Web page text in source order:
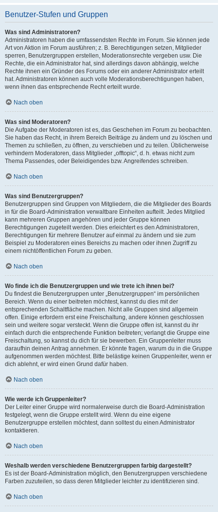
Benutzer-Stufen und Gruppen
Was sind Administratoren?
Administratoren haben die umfassendsten Rechte im Forum. Sie können jede
Art von Aktion im Forum ausführen; z. B. Berechtigungen setzen, Mitglieder
sperren, Benutzergruppen erstellen, Moderationsrechte vergeben usw. Die
Rechte, die ein Administrator hat, sind allerdings davon abhängig, welche
Rechte ihnen ein Gründer des Forums oder ein anderer Administrator erteilt
hat. Administratoren können auch volle Moderationsberechtigungen haben,
wenn ihnen das entsprechende Recht erteilt wurde.
Nach oben
Was sind Moderatoren?
Die Aufgabe der Moderatoren ist es, das Geschehen im Forum zu beobachten.
Sie haben das Recht, in ihrem Bereich Beiträge zu ändern und zu löschen und
Themen zu schließen, zu öffnen, zu verschieben und zu teilen. Üblicherweise
verhindern Moderatoren, dass Mitglieder „offtopic“, d. h. etwas nicht zum
Thema Passendes, oder Beleidigendes bzw. Angreifendes schreiben.
Nach oben
Was sind Benutzergruppen?
Benutzergruppen sind Gruppen von Mitgliedern, die die Mitglieder des Boards
in für die Board-Administration verwaltbare Einheiten aufteilt. Jedes Mitglied
kann mehreren Gruppen angehören und jeder Gruppe können
Berechtigungen zugeteilt werden. Dies erleichtert es den Administratoren,
Berechtigungen für mehrere Benutzer auf einmal zu ändern und sie zum
Beispiel zu Moderatoren eines Bereichs zu machen oder ihnen Zugriff zu
einem nichtöffentlichen Forum zu geben.
Nach oben
Wo finde ich die Benutzergruppen und wie trete ich ihnen bei?
Du findest die Benutzergruppen unter „Benutzergruppen“ im persönlichen
Bereich. Wenn du einer beitreten möchtest, kannst du dies mit der
entsprechenden Schaltfläche machen. Nicht alle Gruppen sind allgemein
offen. Einige erfordern erst eine Freischaltung, andere können geschlossen
sein und weitere sogar versteckt. Wenn die Gruppe offen ist, kannst du ihr
einfach durch die entsprechende Funktion beitreten; verlangt die Gruppe eine
Freischaltung, so kannst du dich für sie bewerben. Ein Gruppenleiter muss
daraufhin deinen Antrag annehmen. Er könnte fragen, warum du in die Gruppe
aufgenommen werden möchtest. Bitte belästige keinen Gruppenleiter, wenn er
dich ablehnt, er wird einen Grund dafür haben.
Nach oben
Wie werde ich Gruppenleiter?
Der Leiter einer Gruppe wird normalerweise durch die Board-Administration
festgelegt, wenn die Gruppe erstellt wird. Wenn du eine eigene
Benutzergruppe erstellen möchtest, dann solltest du einen Administrator
kontaktieren.
Nach oben
Weshalb werden verschiedene Benutzergruppen farbig dargestellt?
Es ist der Board-Administration möglich, den Benutzergruppen verschiedene
Farben zuzuteilen, so dass deren Mitglieder leichter zu identifizieren sind.
Nach oben